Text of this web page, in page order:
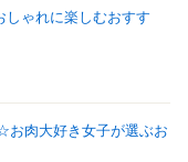
ゃれに楽しむおすす
お肉大好き女子が選ぶお